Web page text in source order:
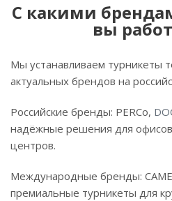
С какими
вы
Мы устанавливаем турникеты
актуальных брендов на
Российские бренды: PERCo,
надёжные решения для
центров.
Международные бренды:
премиальные турникеты для